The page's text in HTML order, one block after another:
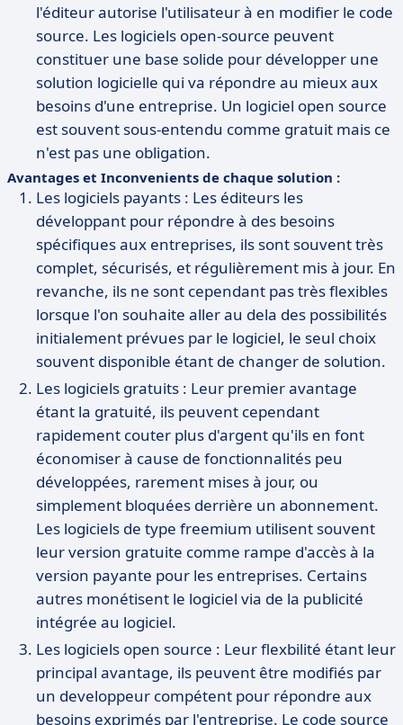
l'éditeur autorise l'utilisateur à en modifier le code
source. Les logiciels open-source peuvent
constituer une base solide pour développer une
solution logicielle qui va répondre au mieux aux
besoins d'une entreprise. Un logiciel open source
est souvent sous-entendu comme gratuit mais ce
n'est pas une obligation.
Avantages et Inconvenients de chaque solution :
Les logiciels payants : Les éditeurs les
développant pour répondre à des besoins
spécifiques aux entreprises, ils sont souvent très
complet, sécurisés, et régulièrement mis à jour. En
revanche, ils ne sont cependant pas très flexibles
lorsque l'on souhaite aller au dela des possibilités
initialement prévues par le logiciel, le seul choix
souvent disponible étant de changer de solution.
Les logiciels gratuits : Leur premier avantage
étant la gratuité, ils peuvent cependant
rapidement couter plus d'argent qu'ils en font
économiser à cause de fonctionnalités peu
développées, rarement mises à jour, ou
simplement bloquées derrière un abonnement.
Les logiciels de type freemium utilisent souvent
leur version gratuite comme rampe d'accès à la
version payante pour les entreprises. Certains
autres monétisent le logiciel via de la publicité
intégrée au logiciel.
Les logiciels open source : Leur flexbilité étant leur
principal avantage, ils peuvent être modifiés par
un developpeur compétent pour répondre aux
besoins exprimés par l'entreprise. Le code source